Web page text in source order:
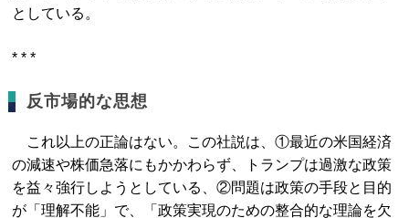
としている。
* * *
反市場的な思想
これ以上の正論はない。この社説は、①最近の米国経済
の減速や株価急落にもかかわらず、トランプは過激な政策
を益々強行しようとしている、②問題は政策の手段と目的
が「理解不能」で、「政策実現のための整合的な理論を欠